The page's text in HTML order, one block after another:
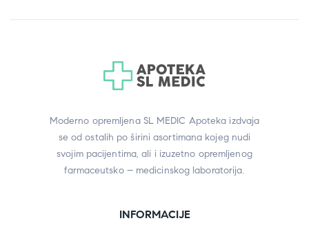
Moderno opremljena SL MEDIC Apoteka izdvaja
se od ostalih po širini asortimana kojeg nudi
svojim pacijentima, ali i izuzetno opremljenog
farmaceutsko – medicinskog laboratorija.
INFORMACIJE